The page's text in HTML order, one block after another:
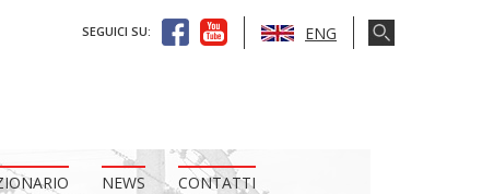
SEGUICI SU: ENG
NEWS
CONTATTI